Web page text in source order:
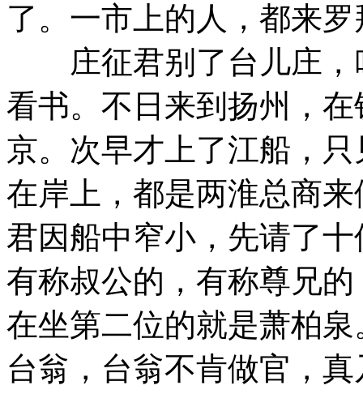
了。一市上的人，都来
庄征君别了台儿庄，
看书。不日来到扬州，
京。次早才上了江船，
在岸上，都是两淮总商
君因船中窄小，先请了
有称叔公的，有称尊兄
在坐第二位的就是萧柏
台翁，台翁不肯做官，